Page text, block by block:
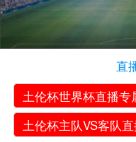
直
土伦杯世界杯直播专
土伦杯主队VS客队